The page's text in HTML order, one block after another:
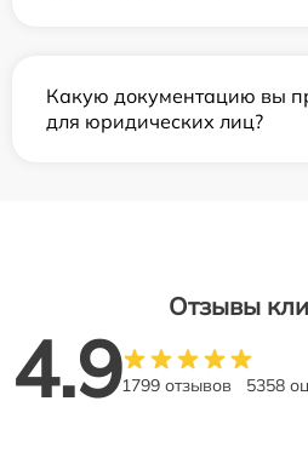
Какую документацию вы
для юридических лиц?
Отзывы
4.91799 отзывов 5358